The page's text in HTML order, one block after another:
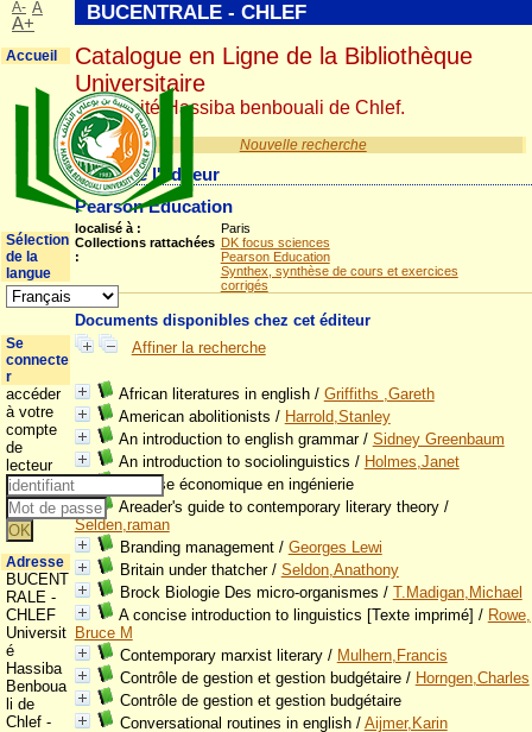
Nouvelle recherche
Détail de l'éditeur
Pearson Education
localisé à :
Paris
Collections rattachées
:
DK focus sciences
Pearson Education
Synthex, synthèse de cours et exercices
corrigés
Documents disponibles chez cet éditeur
Affiner la recherche
African literatures in english/ Griffiths ,Gareth
American abolitionists / Harrold,Stanley
An introduction to english grammar/ Sidney Greenbaum
An introduction to sociolinguistics / Holmes,Janet
Analyse économique en ingénierie
Areader's guide to contemporary literary theory/
Selden,raman
Branding management/ Georges Lewi
Britain under thatcher/ Seldon,Anathony
Brock Biologie Des micro-organismes / T.Madigan,Michael
A concise introduction to linguistics [Texte imprimé] / Rowe,
Bruce M
Contemporary marxist literary/ Mulhern,Francis
Contrôle de gestion et gestion budgétaire/ Horngen,Charles
Contrôle de gestion et gestion budgétaire
Conversational routines in english/ Aijmer,Karin
BUCENTRALE - CHLEF
Catalogue en Ligne de la Bibliothèque
Universitaire
Université Hassiba benbouali de Chlef.
A- A
A+
Accueil
Sélection
de la
langue
Se
connecte
r
accéder
à votre
compte
de
lecteur
Adresse
BUCENT
RALE -
CHLEF
Universit
é
Hassiba
Benboua
li de
Chlef -